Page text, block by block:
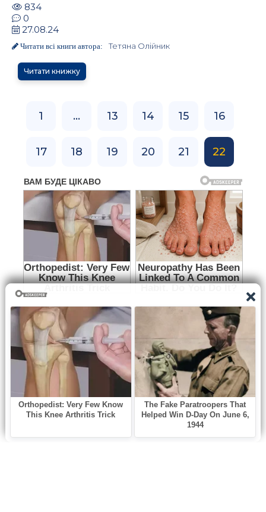
834
0
27.08.24
Читати всі книги автора: Тетяна Олiйник
Читати книжку
1 ... 13 14 15 16
17 18 19 20 21 22